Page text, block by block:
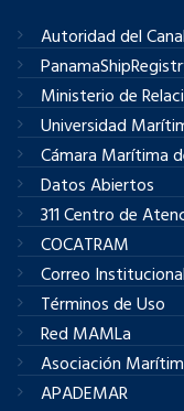
Autoridad del
Ministerio de
Universidad
Cámara Marítima
Datos Abiertos
311 Centro de
COCATRAM
Correo Institucional
Términos de Uso
Red MAMLa
Asociación
APADEMAR